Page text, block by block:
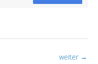
weiter →